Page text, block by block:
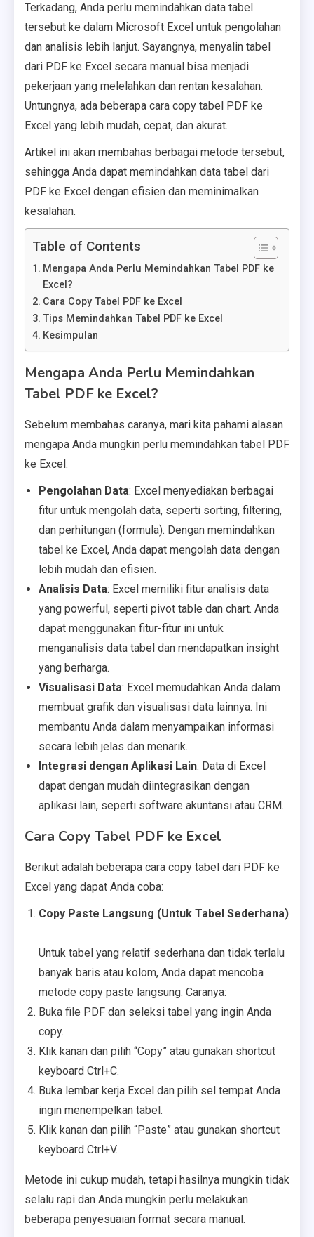
Terkadang, Anda perlu memindahkan data tabel
tersebut ke dalam Microsoft Excel untuk pengolahan
dan analisis lebih lanjut. Sayangnya, menyalin tabel
dari PDF ke Excel secara manual bisa menjadi
pekerjaan yang melelahkan dan rentan kesalahan.
Untungnya, ada beberapa cara copy tabel PDF ke
Excel yang lebih mudah, cepat, dan akurat.
Artikel ini akan membahas berbagai metode tersebut,
sehingga Anda dapat memindahkan data tabel dari
PDF ke Excel dengan efisien dan meminimalkan
kesalahan.
Table of Contents
Mengapa Anda Perlu Memindahkan Tabel PDF ke
Excel?
Cara Copy Tabel PDF ke Excel
Tips Memindahkan Tabel PDF ke Excel
Kesimpulan
Mengapa Anda Perlu Memindahkan
Tabel PDF ke Excel?
Sebelum membahas caranya, mari kita pahami alasan
mengapa Anda mungkin perlu memindahkan tabel PDF
ke Excel:
Pengolahan Data: Excel menyediakan berbagai
fitur untuk mengolah data, seperti sorting, filtering,
dan perhitungan (formula). Dengan memindahkan
tabel ke Excel, Anda dapat mengolah data dengan
lebih mudah dan efisien.
Analisis Data: Excel memiliki fitur analisis data
yang powerful, seperti pivot table dan chart. Anda
dapat menggunakan fitur-fitur ini untuk
menganalisis data tabel dan mendapatkan insight
yang berharga.
Visualisasi Data: Excel memudahkan Anda dalam
membuat grafik dan visualisasi data lainnya. Ini
membantu Anda dalam menyampaikan informasi
secara lebih jelas dan menarik.
Integrasi dengan Aplikasi Lain: Data di Excel
dapat dengan mudah diintegrasikan dengan
aplikasi lain, seperti software akuntansi atau CRM.
Cara Copy Tabel PDF ke Excel
Berikut adalah beberapa cara copy tabel dari PDF ke
Excel yang dapat Anda coba:
Copy Paste Langsung (Untuk Tabel Sederhana)
Untuk tabel yang relatif sederhana dan tidak terlalu
banyak baris atau kolom, Anda dapat mencoba
metode copy paste langsung. Caranya:
Buka file PDF dan seleksi tabel yang ingin Anda
copy.
Klik kanan dan pilih “Copy” atau gunakan shortcut
keyboard Ctrl+C.
Buka lembar kerja Excel dan pilih sel tempat Anda
ingin menempelkan tabel.
Klik kanan dan pilih “Paste” atau gunakan shortcut
keyboard Ctrl+V.
Metode ini cukup mudah, tetapi hasilnya mungkin tidak
selalu rapi dan Anda mungkin perlu melakukan
beberapa penyesuaian format secara manual.